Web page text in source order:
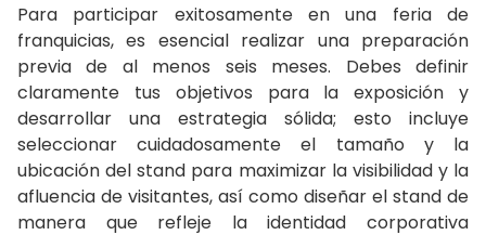
Para participar exitosamente en una feria de
franquicias, es esencial realizar una preparación
previa de al menos seis meses. Debes definir
claramente tus objetivos para la exposición y
desarrollar una estrategia sólida; esto incluye
seleccionar cuidadosamente el tamaño y la
ubicación del stand para maximizar la visibilidad y la
afluencia de visitantes, así como diseñar el stand de
manera que refleje la identidad corporativa